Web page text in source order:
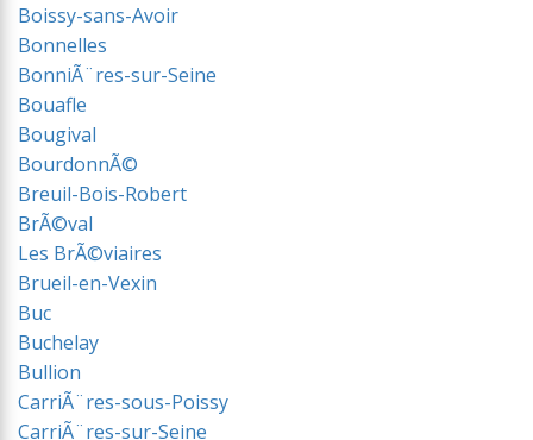
Boissy-sans-Avoir
Bonnelles
BonniÃ¨res-sur-Seine
Bouafle
Bougival
BourdonnÃ©
Breuil-Bois-Robert
BrÃ©val
Les BrÃ©viaires
Brueil-en-Vexin
Buc
Buchelay
Bullion
CarriÃ¨res-sous-Poissy
CarriÃ¨res-sur-Seine